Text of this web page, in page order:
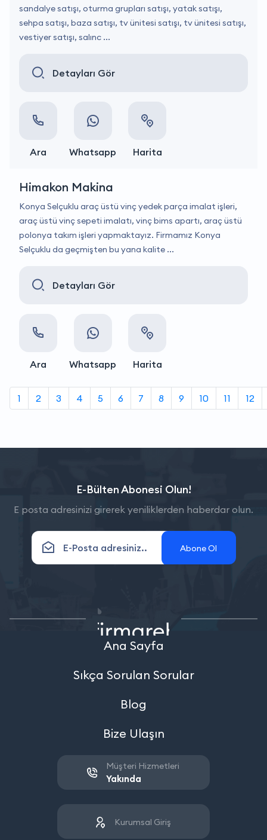
sandalye satışı, oturma grupları satışı, yatak satışı,
sehpa satışı, baza satışı, tv ünitesi satışı, tv ünitesi satışı,
vestiyer satışı, salınc ...
Detayları Gör
Ara Whatsapp Harita
Himakon Makina
Konya Selçuklu araç üstü vinç yedek parça imalat işleri,
araç üstü vinç sepeti imalatı, vinç bims apartı, araç üstü
polonya takım işleri yapmaktayız. Firmamız Konya
Selçuklu da geçmişten bu yana kalite ...
Detayları Gör
Ara Whatsapp Harita
1 2 3 4 5 6 7 8 9 10 11 12
E-Bülten Abonesi Olun!
E posta adresinizi girerek yeniliklerden haberdar olun.
Abone Ol
Ana Sayfa
Sıkça Sorulan Sorular
Blog
Bize Ulaşın
Müşteri Hizmetleri
Yakında
Kurumsal Giriş